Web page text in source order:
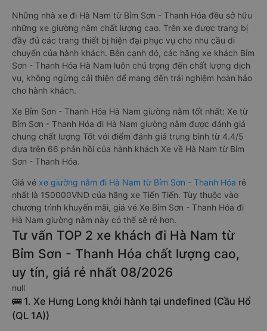
Những nhà xe đi Hà Nam từ Bỉm Sơn - Thanh Hóa đều sở hữu
những xe giường nằm chất lượng cao. Trên xe được trang bị
đầy đủ các trang thiết bị hiện đại phục vụ cho nhu cầu di
chuyển của hành khách. Bên cạnh đó, các hãng xe khách Bỉm
Sơn - Thanh Hóa Hà Nam luôn chú trọng đến chất lượng dịch
vụ, không ngừng cải thiện để mang đến trải nghiệm hoàn hảo
cho hành khách.
Xe Bỉm Sơn - Thanh Hóa Hà Nam giường nằm tốt nhất: Xe từ
Bỉm Sơn - Thanh Hóa đi Hà Nam giường nằm được đánh giá
chung chất lượng Tốt với điểm đánh giá trung bình từ 4.4/5
dựa trên 66 phản hồi của hành khách Xe về Hà Nam từ Bỉm
Sơn - Thanh Hóa.
Giá vé xe giường nằm đi Hà Nam từ Bỉm Sơn - Thanh Hóa rẻ
nhất là 150000VND của hãng xe Tiến Tiến. Tùy thuộc vào
chương trình khuyến mãi, giá vé Xe Bỉm Sơn - Thanh Hóa đi
Hà Nam giường nằm này có thể sẽ rẻ hơn.
Tư vấn TOP 2 xe khách đi Hà Nam từ
Bỉm Sơn - Thanh Hóa chất lượng cao,
uy tín, giá rẻ nhất 08/2026
null
🚌 1. Xe Hưng Long khởi hành tại undefined (Cầu Hổ
(QL 1A))